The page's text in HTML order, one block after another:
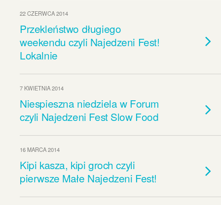
22 CZERWCA 2014
Przekleństwo długiego
weekendu czyli Najedzeni Fest!
Lokalnie
7 KWIETNIA 2014
Niespieszna niedziela w Forum
czyli Najedzeni Fest Slow Food
16 MARCA 2014
Kipi kasza, kipi groch czyli
pierwsze Małe Najedzeni Fest!